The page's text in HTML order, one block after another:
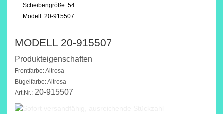
Scheibengröße: 54
Modell: 20-915507
MODELL 20-915507
Produkteigenschaften
Frontfarbe: Altrosa
Bügelfarbe: Altrosa
Art.Nr.: 20-915507